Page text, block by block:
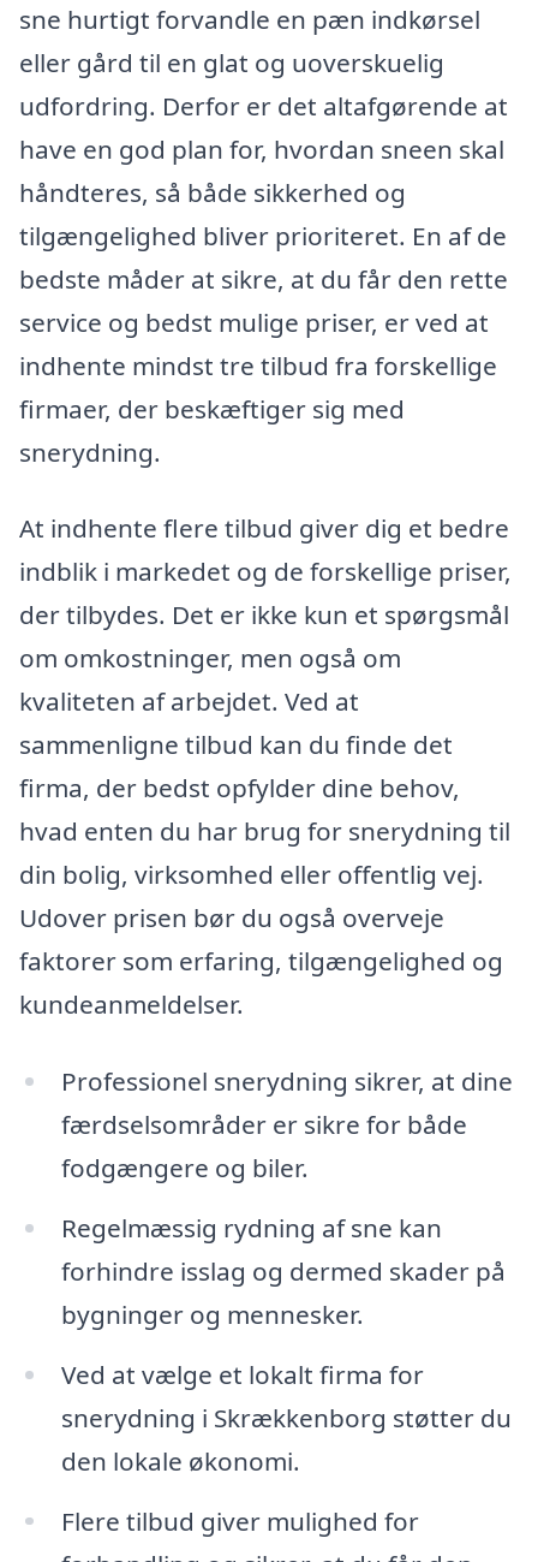
sne hurtigt forvandle en pæn indkørsel
eller gård til en glat og uoverskuelig
udfordring. Derfor er det altafgørende at
have en god plan for, hvordan sneen skal
håndteres, så både sikkerhed og
tilgængelighed bliver prioriteret. En af de
bedste måder at sikre, at du får den rette
service og bedst mulige priser, er ved at
indhente mindst tre tilbud fra forskellige
firmaer, der beskæftiger sig med
snerydning.
At indhente flere tilbud giver dig et bedre
indblik i markedet og de forskellige priser,
der tilbydes. Det er ikke kun et spørgsmål
om omkostninger, men også om
kvaliteten af arbejdet. Ved at
sammenligne tilbud kan du finde det
firma, der bedst opfylder dine behov,
hvad enten du har brug for snerydning til
din bolig, virksomhed eller offentlig vej.
Udover prisen bør du også overveje
faktorer som erfaring, tilgængelighed og
kundeanmeldelser.
Professionel snerydning sikrer, at dine
færdselsområder er sikre for både
fodgængere og biler.
Regelmæssig rydning af sne kan
forhindre isslag og dermed skader på
bygninger og mennesker.
Ved at vælge et lokalt firma for
snerydning i Skrækkenborg støtter du
den lokale økonomi.
Flere tilbud giver mulighed for